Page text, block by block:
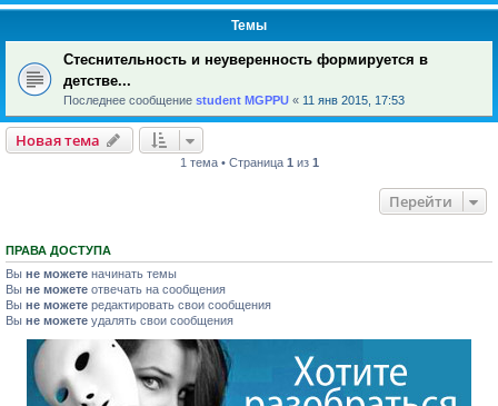
Темы
Стеснительность и неуверенность формируется в
детстве...
Последнее сообщение student MGPPU « 11 янв 2015, 17:53
Новая тема
1 тема • Страница 1 из 1
Перейти
ПРАВА ДОСТУПА
Вы не можете начинать темы
Вы не можете отвечать на сообщения
Вы не можете редактировать свои сообщения
Вы не можете удалять свои сообщения